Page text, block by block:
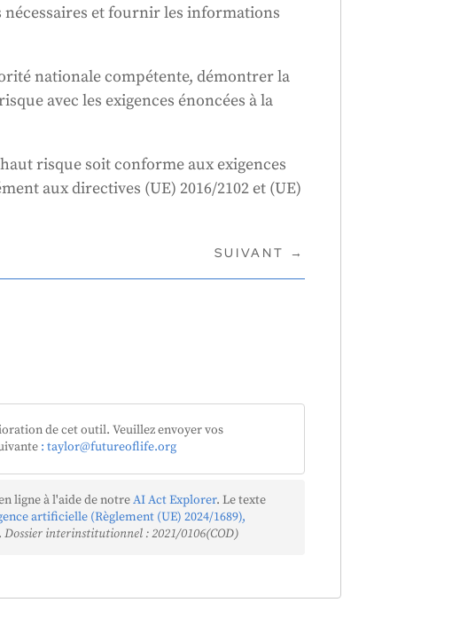
et fournir les informations
nationale compétente, démontrer la
avec les exigences énoncées à la
risque soit conforme aux exigences
aux directives (UE) 2016/2102 et (UE)
SUIVANT →
de cet outil. Veuillez envoyer vos
: taylor@futureoflife.org
ligne à l'aide de notreAI Act Explorer. Le texte
artificielle (Règlement (UE) 2024/1689),
Dossier interinstitutionnel : 2021/0106(COD)